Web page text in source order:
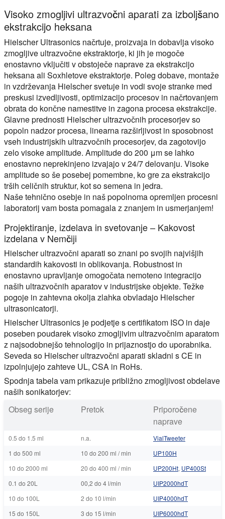
Visoko zmogljivi ultrazvočni aparati za izboljšano
ekstrakcijo heksana
Hielscher Ultrasonics načrtuje, proizvaja in dobavlja visoko
zmogljive ultrazvočne ekstraktorje, ki jih je mogoče
enostavno vključiti v obstoječe naprave za ekstrakcijo
heksana ali Soxhletove ekstraktorje. Poleg dobave, montaže
in vzdrževanja Hielscher svetuje in vodi svoje stranke med
preskusi izvedljivosti, optimizacijo procesov in načrtovanjem
obrata do končne namestitve in zagona procesa ekstrakcije.
Glavne prednosti Hielscher ultrazvočnih procesorjev so
popoln nadzor procesa, linearna razširljivost in sposobnost
vseh industrijskih ultrazvočnih procesorjev, da zagotovijo
zelo visoke amplitude. Amplitude do 200 μm se lahko
enostavno neprekinjeno izvajajo v 24/7 delovanju. Visoke
amplitude so še posebej pomembne, ko gre za ekstrakcijo
trših celičnih struktur, kot so semena in jedra.
Naše tehnično osebje in naš popolnoma opremljen procesni
laboratorij vam bosta pomagala z znanjem in usmerjanjem!
Projektiranje, izdelava in svetovanje – Kakovost
izdelana v Nemčiji
Hielscher ultrazvočni aparati so znani po svojih najvišjih
standardih kakovosti in oblikovanja. Robustnost in
enostavno upravljanje omogočata nemoteno integracijo
naših ultrazvočnih aparatov v industrijske objekte. Težke
pogoje in zahtevna okolja zlahka obvladajo Hielscher
ultrasonicatorji.
Hielscher Ultrasonics je podjetje s certifikatom ISO in daje
poseben poudarek visoko zmogljivim ultrazvočnim aparatom
z najsodobnejšo tehnologijo in prijaznostjo do uporabnika.
Seveda so Hielscher ultrazvočni aparati skladni s CE in
izpolnjujejo zahteve UL, CSA in RoHs.
Spodnja tabela vam prikazuje približno zmogljivost obdelave
naših sonikatorjev:
Obseg serije
Pretok
Priporočene
naprave
0.5 do 1.5 ml n.a.
VialTweeter
1 do 500 ml
10 do 200 ml / min
UP100H
10 do 2000 ml
20 do 400 ml / min UP200Ht, UP400St
0.1 do 20L
00,2 do 4 l/min
UIP2000hdT
10 do 100L
2 do 10 l/min
UIP4000hdT
15 do 150L
3 do 15 l/min UIP6000hdT